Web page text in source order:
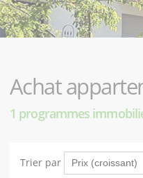
Achat
1 programmes
Trier par